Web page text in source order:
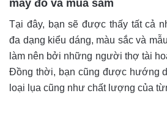
may đo và mua sắm
Tại đây, bạn sẽ được thấy tất cả
đa dạng kiểu dáng, màu sắc và
làm nên bởi những người thợ tài
Đồng thời, bạn cũng được hướng
loại lụa cũng như chất lượng của